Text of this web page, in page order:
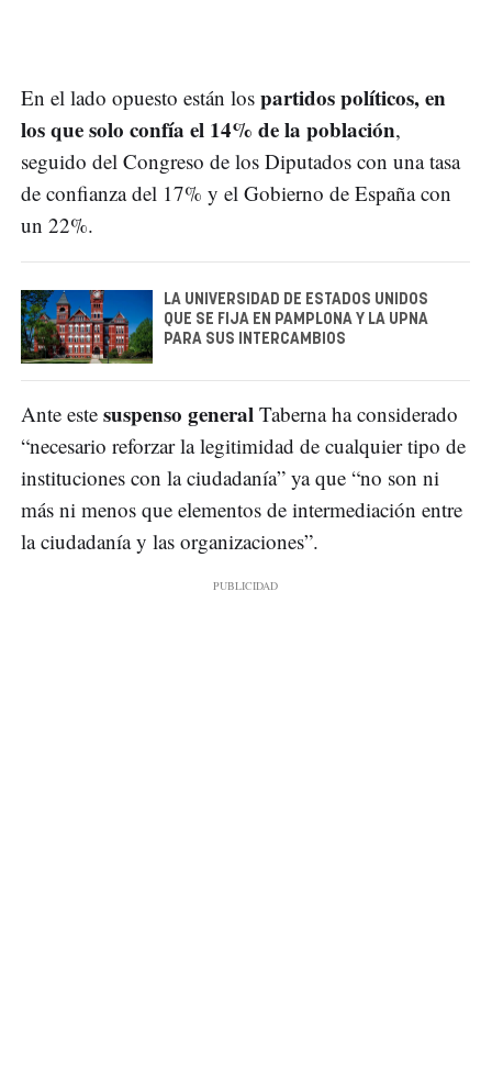
En el lado opuesto están los partidos políticos, en
los que solo confía el 14% de la población,
seguido del Congreso de los Diputados con una tasa
de confianza del 17% y el Gobierno de España con
un 22%.
LA UNIVERSIDAD DE ESTADOS UNIDOS
QUE SE FIJA EN PAMPLONA Y LA UPNA
PARA SUS INTERCAMBIOS
Ante este suspenso general Taberna ha considerado
“necesario reforzar la legitimidad de cualquier tipo de
instituciones con la ciudadanía” ya que “no son ni
más ni menos que elementos de intermediación entre
la ciudadanía y las organizaciones”.